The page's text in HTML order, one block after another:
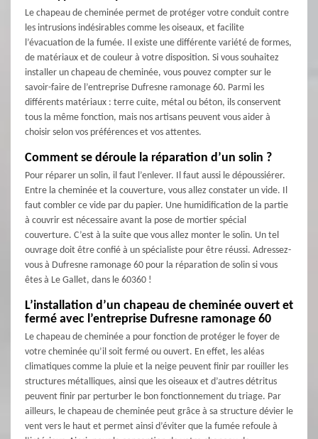
Le chapeau de cheminée permet de protéger votre conduit contre
les intrusions indésirables comme les oiseaux, et facilite
l’évacuation de la fumée. Il existe une différente variété de formes,
de matériaux et de couleur à votre disposition. Si vous souhaitez
installer un chapeau de cheminée, vous pouvez compter sur le
savoir-faire de l’entreprise Dufresne ramonage 60. Parmi les
différents matériaux : terre cuite, métal ou béton, ils conservent
tous la même fonction, mais nos artisans peuvent vous aider à
choisir selon vos préférences et vos attentes.
Comment se déroule la réparation d’un solin ?
Pour réparer un solin, il faut l’enlever. Il faut aussi le dépoussiérer.
Entre la cheminée et la couverture, vous allez constater un vide. Il
faut combler ce vide par du papier. Une humidification de la partie
à couvrir est nécessaire avant la pose de mortier spécial
couverture. C’est à la suite que vous allez monter le solin. Un tel
ouvrage doit être confié à un spécialiste pour être réussi. Adressez-
vous à Dufresne ramonage 60 pour la réparation de solin si vous
êtes à Le Gallet, dans le 60360 !
L’installation d’un chapeau de cheminée ouvert et
fermé avec l’entreprise Dufresne ramonage 60
Le chapeau de cheminée a pour fonction de protéger le foyer de
votre cheminée qu’il soit fermé ou ouvert. En effet, les aléas
climatiques comme la pluie et la neige peuvent finir par rouiller les
structures métalliques, ainsi que les oiseaux et d’autres détritus
peuvent finir par perturber le bon fonctionnement du triage. Par
ailleurs, le chapeau de cheminée peut grâce à sa structure dévier le
vent vers le haut et permet ainsi d’éviter que la fumée refoule à